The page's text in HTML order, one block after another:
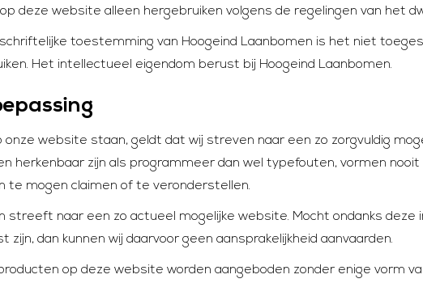
deze website alleen hergebruiken volgens de regelingen van het
schriftelijke toestemming van Hoogeind Laanbomen is het niet
Het intellectueel eigendom berust bij Hoogeind Laanbomen.
onze website staan, geldt dat wij streven naar een zo zorgvuldig
herkenbaar zijn als programmeer dan wel typefouten, vormen
te mogen claimen of te veronderstellen.
streeft naar een zo actueel mogelijke website. Mocht ondanks
zijn, dan kunnen wij daarvoor geen aansprakelijkheid aanvaarden.
op deze website worden aangeboden zonder enige vorm